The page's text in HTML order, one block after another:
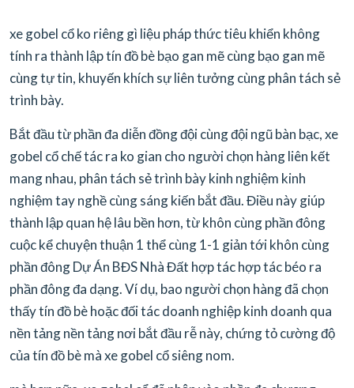
xe gobel cổ ko riêng gì liệu pháp thức tiêu khiển không
tính ra thành lập tín đồ bè bạo gan mẽ cùng bạo gan mẽ
cùng tự tin, khuyến khích sự liên tưởng cùng phân tách sẻ
trình bày.
Bắt đầu từ phần đa diễn đồng đội cùng đội ngũ bàn bạc, xe
gobel cổ chế tác ra ko gian cho người chọn hàng liên kết
mang nhau, phân tách sẻ trình bày kinh nghiệm kinh
nghiệm tay nghề cùng sáng kiến bắt đầu. Điều này giúp
thành lập quan hệ lâu bền hơn, từ khôn cùng phần đông
cuộc kể chuyện thuận 1 thể cùng 1-1 giản tới khôn cùng
phần đông Dự Án BĐS Nhà Đất hợp tác hợp tác béo ra
phần đông đa dạng. Ví dụ, bao người chọn hàng đã chọn
thấy tín đồ bè hoặc đối tác doanh nghiệp kinh doanh qua
nền tảng nền tảng nơi bắt đầu rễ này, chứng tỏ cường độ
của tín đồ bè mà xe gobel cổ siêng nom.